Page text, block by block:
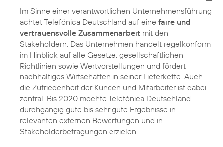
Im Sinne einer verantwortlichen Unternehmensführung
achtet Telefónica Deutschland auf eine faire und
vertrauensvolle Zusammenarbeit mit den
Stakeholdern. Das Unternehmen handelt regelkonform
im Hinblick auf alle Gesetze, gesellschaftlichen
Richtlinien sowie Wertvorstellungen und fördert
nachhaltiges Wirtschaften in seiner Lieferkette . Auch
die Zufriedenheit der Kunden und Mitarbeiter ist dabei
zentral. Bis 2020 möchte Telefónica Deutschland
durchgängig gute bis sehr gute Ergebnisse in
relevanten externen Bewertungen und in
Stakeholderbefragungen erzielen.